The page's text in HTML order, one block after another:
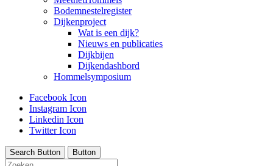
Bodemnestelregister
Dijkenproject
Wat is een dijk?
Nieuws en publicaties
Dijkbijen
Dijkendashbord
Hommelsymposium
Facebook Icon
Instagram Icon
Linkedin Icon
Twitter Icon
Search Button Button